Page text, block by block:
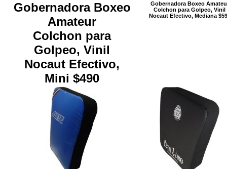
Gobernadora Boxeo
Amateur
Colchon para
Golpeo, Vinil
Nocaut Efectivo,
Mini $490
Gobernadora Boxeo
Colchon para Golpeo, Vinil
Nocaut Efectivo, Mediana